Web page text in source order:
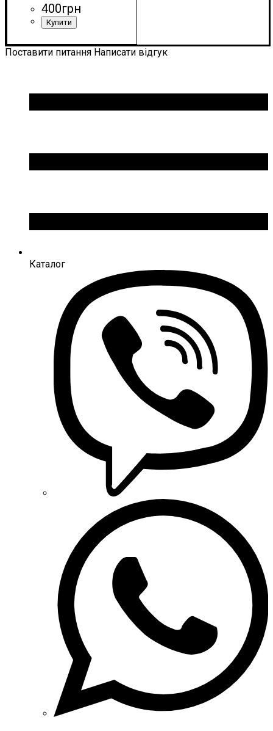
400грн
Поставити питання Написати відгук
Каталог